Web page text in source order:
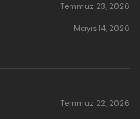
Temmuz 23, 2026
Mayıs 14, 2026
Temmuz 22, 2026